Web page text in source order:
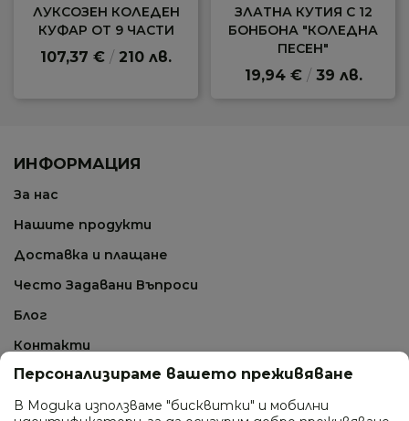
ЛУКСОЗЕН КОЛЕДЕН
КУФАР ОТ 9 ЧАСТИ
107,37 € / 210 лв.
ЗЛАТНА КУТИЯ С 12
БОНБОНА "КОЛЕДНА
ПЕСЕН"
19,94 € /39 лв.
ИНФОРМАЦИЯ
За нас
Нашите продукти
Доставка и плащане
Често Задавани Въпроси
Блог
Контакти
Персонализираме вашето преживяване
В Модика използваме "бисквитки" и мобилни